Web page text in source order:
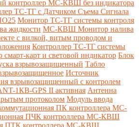
контроллер МС-КВШ без индикатора
ТС-ТГ с Датчиком Съема Сигнала
Монитор ТС-ТГ системы контроля
жидкости МС-КВШ Монитор налива
с вилкой, витым проводом и
Контроллер ТС-ТГ системы
смарт-карт и световой индикатор Блок
взрывозащищенный Табло
Источник
взрывозащищенный с контролем
1КВ-GPS II активная Антенна
протоколом Модуль ввода
ПК контроллера МС-
ПЧК контроллера МС-КВШ
ПТК контроллера МС-КВШ